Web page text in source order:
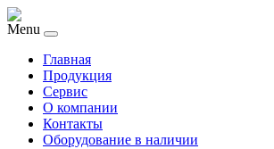
Menu
Главная
Продукция
Сервис
О компании
Контакты
Оборудование в наличии